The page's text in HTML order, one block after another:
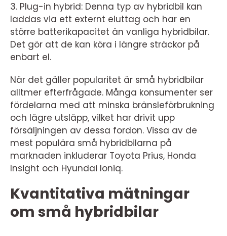
3. Plug-in hybrid: Denna typ av hybridbil kan
laddas via ett externt eluttag och har en
större batterikapacitet än vanliga hybridbilar.
Det gör att de kan köra i längre sträckor på
enbart el.
När det gäller popularitet är små hybridbilar
alltmer efterfrågade. Många konsumenter ser
fördelarna med att minska bränsleförbrukning
och lägre utsläpp, vilket har drivit upp
försäljningen av dessa fordon. Vissa av de
mest populära små hybridbilarna på
marknaden inkluderar Toyota Prius, Honda
Insight och Hyundai Ioniq.
Kvantitativa mätningar
om små hybridbilar